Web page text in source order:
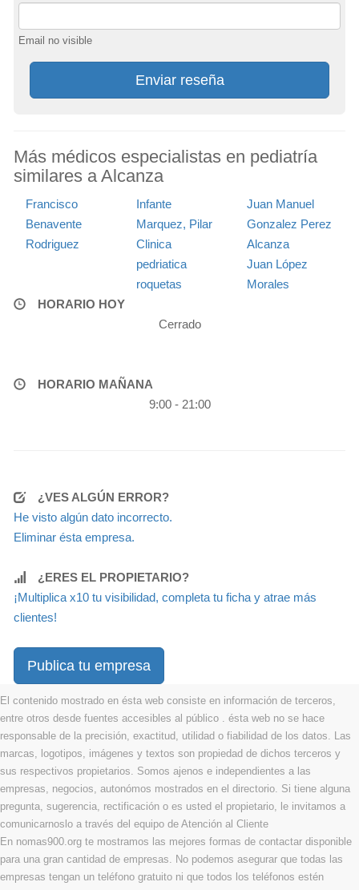
Email no visible
Enviar reseña
Más médicos especialistas en pediatría
similares a Alcanza
Francisco
Benavente
Rodriguez
Infante
Marquez, Pilar
Juan Manuel
Gonzalez Perez
Clinica
pedriatica
roquetas
Alcanza
Juan López
Morales
HORARIO HOY
Cerrado
HORARIO MAÑANA
9:00 - 21:00
¿VES ALGÚN ERROR?
He visto algún dato incorrecto.
Eliminar ésta empresa.
¿ERES EL PROPIETARIO?
¡Multiplica x10 tu visibilidad, completa tu ficha y atrae más
clientes!
Publica tu empresa
El contenido mostrado en ésta web consiste en información de terceros,
entre otros desde fuentes accesibles al público . ésta web no se hace
responsable de la precisión, exactitud, utilidad o fiabilidad de los datos. Las
marcas, logotipos, imágenes y textos son propiedad de dichos terceros y
sus respectivos propietarios. Somos ajenos e independientes a las
empresas, negocios, autonómos mostrados en el directorio. Si tiene alguna
pregunta, sugerencia, rectificación o es usted el propietario, le invitamos a
comunicarnoslo a través del equipo de Atención al Cliente
En nomas900.org te mostramos las mejores formas de contactar disponible
para una gran cantidad de empresas. No podemos asegurar que todas las
empresas tengan un teléfono gratuito ni que todos los teléfonos estén